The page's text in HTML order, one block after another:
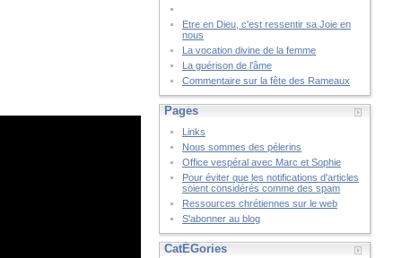
Etre en Dieu, c'est ressentir sa Joie en
nous
La vocation divine de la femme
La guérison de l’âme
Commentaire sur la fête des Rameaux
Pages
Links
Nous sommes des pélerins
Office vespéral avec Marc et Sophie
Pour éviter que les notifications d'articles
soient considérés comme des spam
Ressources chrétiennes sur le web
S'abonner au blog
CatÉGories